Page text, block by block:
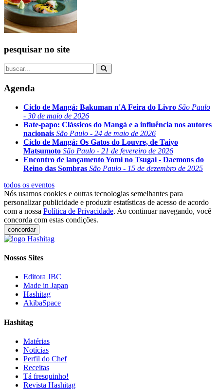
pesquisar no site
Agenda
Ciclo de Mangá: Bakuman n'A Feira do Livro São Paulo
- 30 de maio de 2026
Bate-papo: Clássicos do Mangá e a influência nos autores
nacionais São Paulo - 24 de maio de 2026
Ciclo de Mangá: Os Gatos do Louvre, de Taiyo
Matsumoto São Paulo - 21 de fevereiro de 2026
Encontro de lançamento Yomi no Tsugai - Daemons do
Reino das Sombras São Paulo - 15 de dezembro de 2025
todos os eventos
Nós usamos cookies e outras tecnologias semelhantes para
personalizar publicidade e produzir estatísticas de acesso de acordo
com a nossa Política de Privacidade. Ao continuar navegando, você
concorda com estas condições.
concordar
Nossos Sites
Editora JBC
Made in Japan
Hashitag
AkibaSpace
Hashitag
Matérias
Notícias
Perfil do Chef
Receitas
Tá fresquinho!
Revista Hashitag